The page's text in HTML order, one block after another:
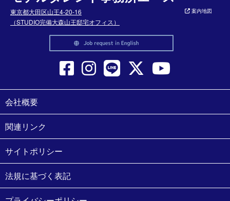
東京都大田区山王4-20-16
（STUDIO完備大森山王邸宅オフィス）
案内地図
会社概要
関連リンク
サイトポリシー
法規に基づく表記